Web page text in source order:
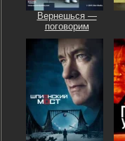
Вернешься —
поговорим